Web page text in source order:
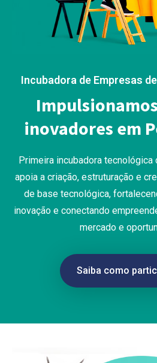
Incubadora de Empresas
inovadores em
Primeira incubadora tecnológica
apoia a criação, estruturação e
de base tecnológica,
inovação e conectando
mercado e
Saiba como